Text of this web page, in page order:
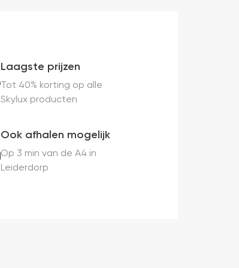
Laagste prijzen
Tot 40% korting op alle
Skylux producten
Ook afhalen mogelijk
Op 3 min van de A4 in
Leiderdorp